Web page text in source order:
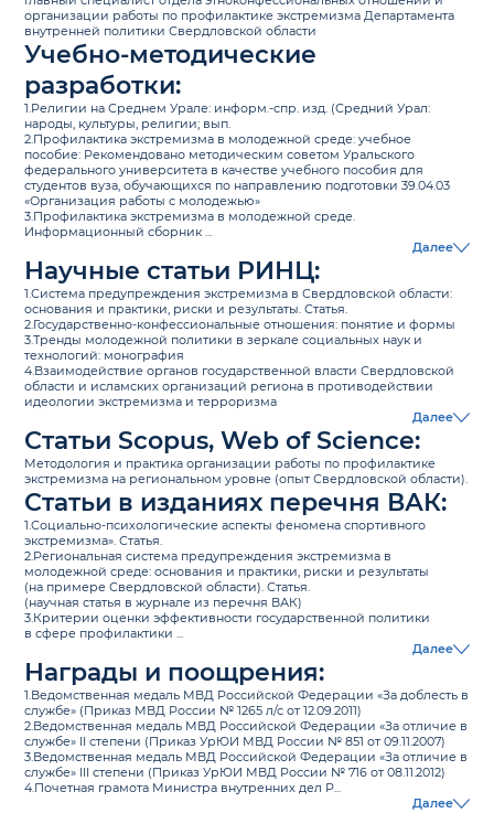
организации работы по профилактике экстремизма Департамента
внутренней политики Свердловской области
Учебно-методические
разработки:
1.Религии на Среднем Урале: информ.-спр. изд. (Средний Урал:
народы, культуры, религии; вып.
2.Профилактика экстремизма в молодежной среде: учебное
пособие: Рекомендовано методическим советом Уральского
федерального университета в качестве учебного пособия для
студентов вуза, обучающихся по направлению подготовки 39.04.03
«Организация работы с молодежью»
3.Профилактика экстремизма в молодежной среде.
Информационный сборник ...
Далее
Научные статьи РИНЦ:
1.Система предупреждения экстремизма в Свердловской области:
основания и практики, риски и результаты. Статья.
2.Государственно-конфессиональные отношения: понятие и формы
3.Тренды молодежной политики в зеркале социальных наук и
технологий: монография
4.Взаимодействие органов государственной власти Свердловской
области и исламских организаций региона в противодействии
идеологии экстремизма и терроризма
Далее
Статьи Scopus, Web of Science:
Методология и практика организации работы по профилактике
экстремизма на региональном уровне (опыт Свердловской области).
Статьи в изданиях перечня ВАК:
1.Социально-психологические аспекты феномена спортивного
экстремизма». Статья.
2.Региональная система предупреждения экстремизма в
молодежной среде: основания и практики, риски и результаты
(на примере Свердловской области). Статья.
(научная статья в журнале из перечня ВАК)
3.Критерии оценки эффективности государственной политики
в сфере профилактики ...
Далее
Награды и поощрения:
1.Ведомственная медаль МВД Российской Федерации «За доблесть в
службе» (Приказ МВД России № 1265 л/с от 12.09.2011)
2.Ведомственная медаль МВД Российской Федерации «За отличие в
службе» II степени (Приказ УрЮИ МВД России № 851 от 09.11.2007)
3.Ведомственная медаль МВД Российской Федерации «За отличие в
службе» III степени (Приказ УрЮИ МВД России № 716 от 08.11.2012)
4.Почетная грамота Министра внутренних дел Р...
Далее